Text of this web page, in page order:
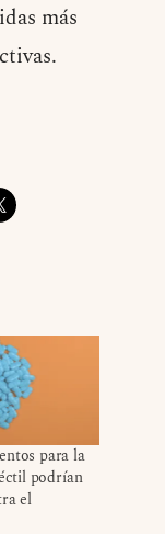
más
para la
podrían
el